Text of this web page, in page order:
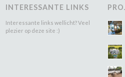
INTERESSANTE LINKS
Interessante links wellicht? Veel
plezier op deze site :)